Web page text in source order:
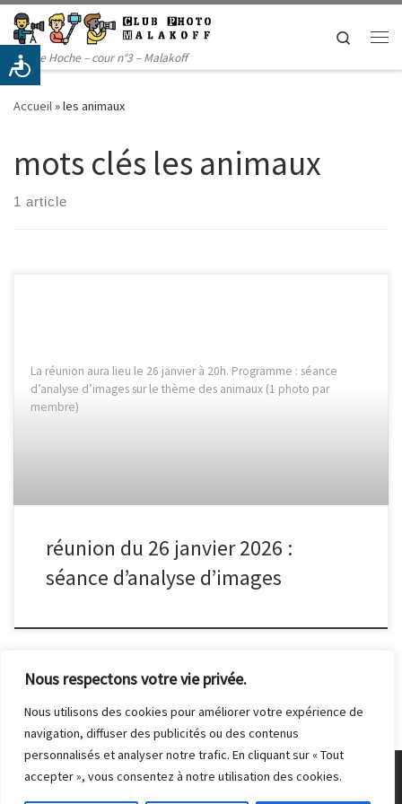
Nous respectons votre vie privée.
Nous utilisons des cookies pour améliorer votre expérience de
navigation, diffuser des publicités ou des contenus
personnalisés et analyser notre trafic. En cliquant sur « Tout
accepter », vous consentez à notre utilisation des cookies.
Passer au contenu
14 rue Hoche – cour n°3 – Malakoff
Search
Accueil»les animaux
mots clés les animaux
1 article
La réunion aura lieu le 26 janvier à 20h. Programme : séance
d’analyse d’images sur le thème des animaux (1 photo par
membre)
réunion du 26 janvier 2026 :
séance d’analyse d’images
© 2026Club Photo de Malakoff– Tous droits réservés